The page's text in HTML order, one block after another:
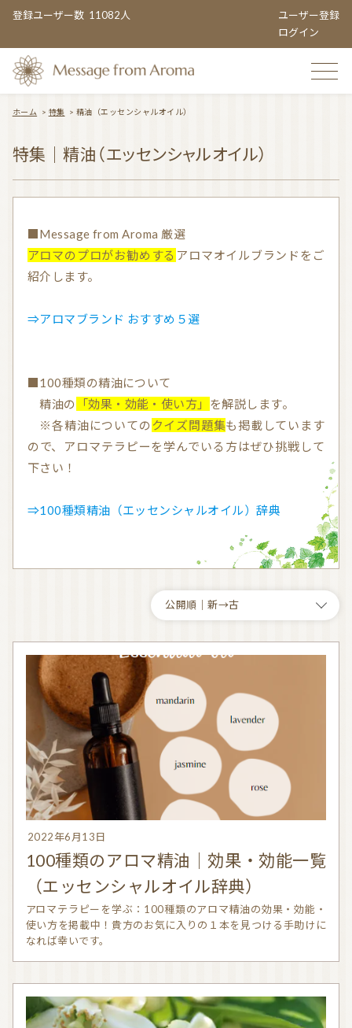
登録ユーザー数 11082人
ユーザー登録
ログイン
TOP
TOPIC CATEGORY
精油（エッセンシャルオイル） 和精油（国産精油）
アロマを学ぶ・アロマの仕事
アロマレシピ
おすすめアロマコラム
ITEMS CATEGORY
信頼できるアロマブランド（海外） 和精油ブランド
和精油｜日本の木 和精油（柑橘系）
オーガニック香水 オーガニックコスメ
アロマディフューザー 瞑想を深める香り・アロマで浄化
アロマ雑貨 ファブリックスプレー
アロマ教室（ワークショップ） アロマサロン その他
ホーム > 特集 >精油（エッセンシャルオイル）
特集｜精油（エッセンシャルオイル）
■Message from Aroma 厳選
アロマのプロがお勧めする アロマオイルブランドをご
紹介します。
⇒アロマブランド おすすめ５選
■100種類の精油について
精油の
「効果・効能・使い方」 を解説します。
※各精油についての クイズ問題集も掲載しています
ので、アロマテラピーを学んでいる方はぜひ挑戦して
下さい！
⇒100種類精油（エッセンシャルオイル）辞典
2022年6月13日
100種類のアロマ精油｜効果・効能一覧
（エッセンシャルオイル辞典）
アロマテラピーを学ぶ：100種類のアロマ精油の効果・効能・
使い方を掲載中！貴方のお気に入りの１本を見つける手助けに
なれば幸いです。